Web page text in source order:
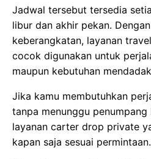
Jadwal tersebut tersedia
libur dan akhir pekan.
keberangkatan, layanan
cocok digunakan untuk
maupun kebutuhan
Jika kamu membutuhkan
tanpa menunggu
layanan carter drop private
kapan saja sesuai permintaan.